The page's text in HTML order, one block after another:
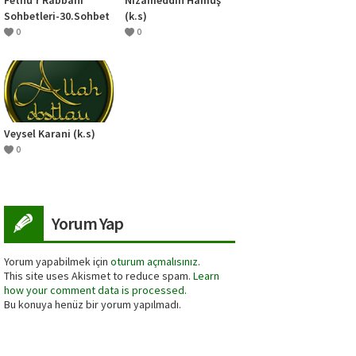
Sohbetleri-30.Sohbet
(Allah-u Tealaya
0
(k.s)
0
Veysel Karani (k.s)
0
Yorum Yap
Yorum yapabilmek için oturum açmalısınız.
This site uses Akismet to reduce spam. Learn
how your comment data is processed.
Bu konuya henüz bir yorum yapılmadı.